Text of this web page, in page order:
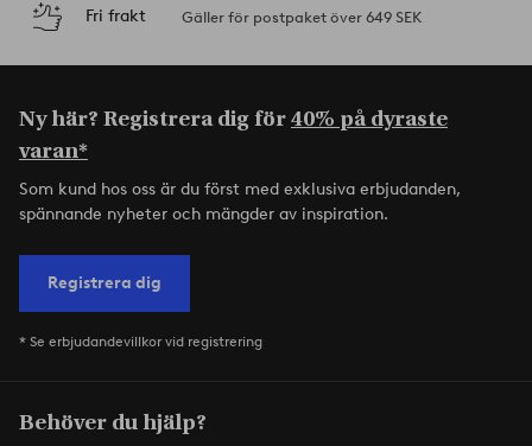
Fri frakt Gäller för postpaket över 649 SEK
Ny här? Registrera dig för40% på dyraste
varan*
Som kund hos oss är du först med exklusiva erbjudanden,
spännande nyheter och mängder av inspiration.
Registrera dig
* Se erbjudandevillkor vid registrering
Behöver du hjälp?